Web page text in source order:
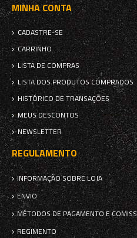
MINHA CONTA
CADASTRE-SE
CARRINHO
LISTA DE COMPRAS
LISTA DOS PRODUTOS COMPRADOS
HISTÓRICO DE TRANSAÇÕES
MEUS DESCONTOS
NEWSLETTER
REGULAMENTO
INFORMAÇÃO SOBRE LOJA
ENVIO
MÉTODOS DE PAGAMENTO E
REGIMENTO